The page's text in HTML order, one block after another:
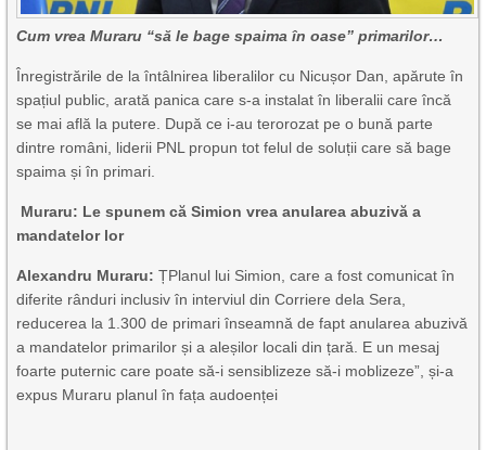
Cum vrea Muraru “să le bage spaima în oase” primarilor…
Înregistrările de la întâlnirea liberalilor cu Nicușor Dan, apărute în
spațiul public, arată panica care s-a instalat în liberalii care încă
se mai află la putere. După ce i-au terorozat pe o bună parte
dintre români, liderii PNL propun tot felul de soluții care să bage
spaima și în primari.
Muraru: Le spunem că Simion vrea anularea abuzivă a
mandatelor lor
Alexandru Muraru: ȚPlanul lui Simion, care a fost comunicat în
diferite rânduri inclusiv în interviul din Corriere dela Sera,
reducerea la 1.300 de primari înseamnă de fapt anularea abuzivă
a mandatelor primarilor și a aleșilor locali din țară. E un mesaj
foarte puternic care poate să-i sensiblizeze să-i moblizeze”, și-a
expus Muraru planul în fața audoenței